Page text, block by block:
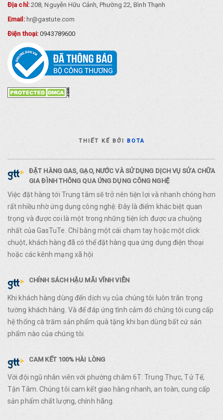
Địa chỉ:208, Nguyễn Hữu Cảnh, Phường 22, Bình Thạnh
Email: hr@gastute.com
Điện thoại:0943789600
THIẾT KẾ BỞIBOTA
ĐẶT HÀNG GAS, GẠO, NƯỚC VÀ SỬ DỤNG DỊCH VỤ SỬA CHỮA
GIA ĐÌNH THÔNG QUA ỨNG DỤNG CÔNG NGHỆ
Việc đặt hàng tới Trung tâm sẽ trở nên tiện lợi và nhanh chóng hơn
rất nhiều nhờ ứng dụng công nghệ. Đây là điểm khác biệt quan
trọng và được coi là một trong những tiện ích được ưa chuộng
nhất của GasTuTe. Chỉ bằng một cái chạm tay hoặc một click
chuột, khách hàng đã có thể đặt hàng qua ứng dụng điện thoại
hoặc các kênh mạng xã hội
CHÍNH SÁCH HẬU MÃI VĨNH VIỄN
Khi khách hàng dùng đến dịch vụ của chúng tôi luôn trân trọng
tường khách hàng. Và để đáp ứng tình cảm đó chúng tôi cung cấp
hệ thống cà trăm sản phẩm quà tặng khi bạn dùng bất cứ sản
phẩm nào của chúng tôi.
CAM KẾT 100% HÀI LÒNG
Với đội ngũ nhân viên với phường châm 6T: Trung Thực, Tử Tế,
Tận Tâm. Chúng tôi cam kết giao hàng nhanh, an toàn, cung cấp
sản phẩm chất lượng, chính hãng.